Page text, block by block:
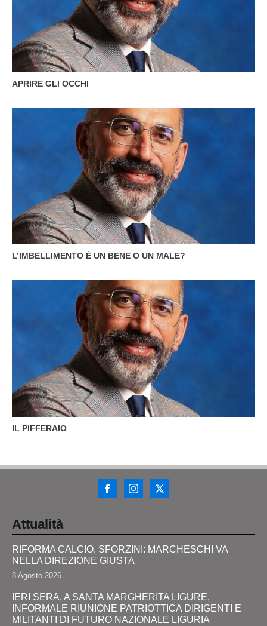
APRIRE GLI OCCHI
L’IMBELLIMENTO È UN BENE O UN MALE?
IL PIFFERAIO
Attualità
RIFORMA CALCIO, SFORZINI: MARCHESCHI VA
NELLA DIREZIONE GIUSTA
8 Agosto 2026
IERI SERA, A SANTA MARGHERITA LIGURE,
INFORMALE RIUNIONE PATRIOTTICA DIRIGENTI E
MILITANTI DI FUTURO NAZIONALE LIGURIA